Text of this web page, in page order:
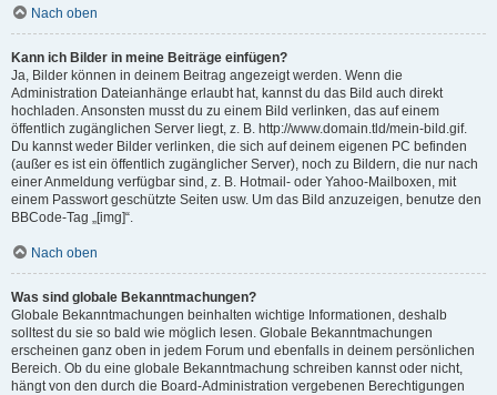
Nach oben
Kann ich Bilder in meine Beiträge einfügen?
Ja, Bilder können in deinem Beitrag angezeigt werden. Wenn die
Administration Dateianhänge erlaubt hat, kannst du das Bild auch direkt
hochladen. Ansonsten musst du zu einem Bild verlinken, das auf einem
öffentlich zugänglichen Server liegt, z. B. http://www.domain.tld/mein-bild.gif.
Du kannst weder Bilder verlinken, die sich auf deinem eigenen PC befinden
(außer es ist ein öffentlich zugänglicher Server), noch zu Bildern, die nur nach
einer Anmeldung verfügbar sind, z. B. Hotmail- oder Yahoo-Mailboxen, mit
einem Passwort geschützte Seiten usw. Um das Bild anzuzeigen, benutze den
BBCode-Tag „[img]“.
Nach oben
Was sind globale Bekanntmachungen?
Globale Bekanntmachungen beinhalten wichtige Informationen, deshalb
solltest du sie so bald wie möglich lesen. Globale Bekanntmachungen
erscheinen ganz oben in jedem Forum und ebenfalls in deinem persönlichen
Bereich. Ob du eine globale Bekanntmachung schreiben kannst oder nicht,
hängt von den durch die Board-Administration vergebenen Berechtigungen